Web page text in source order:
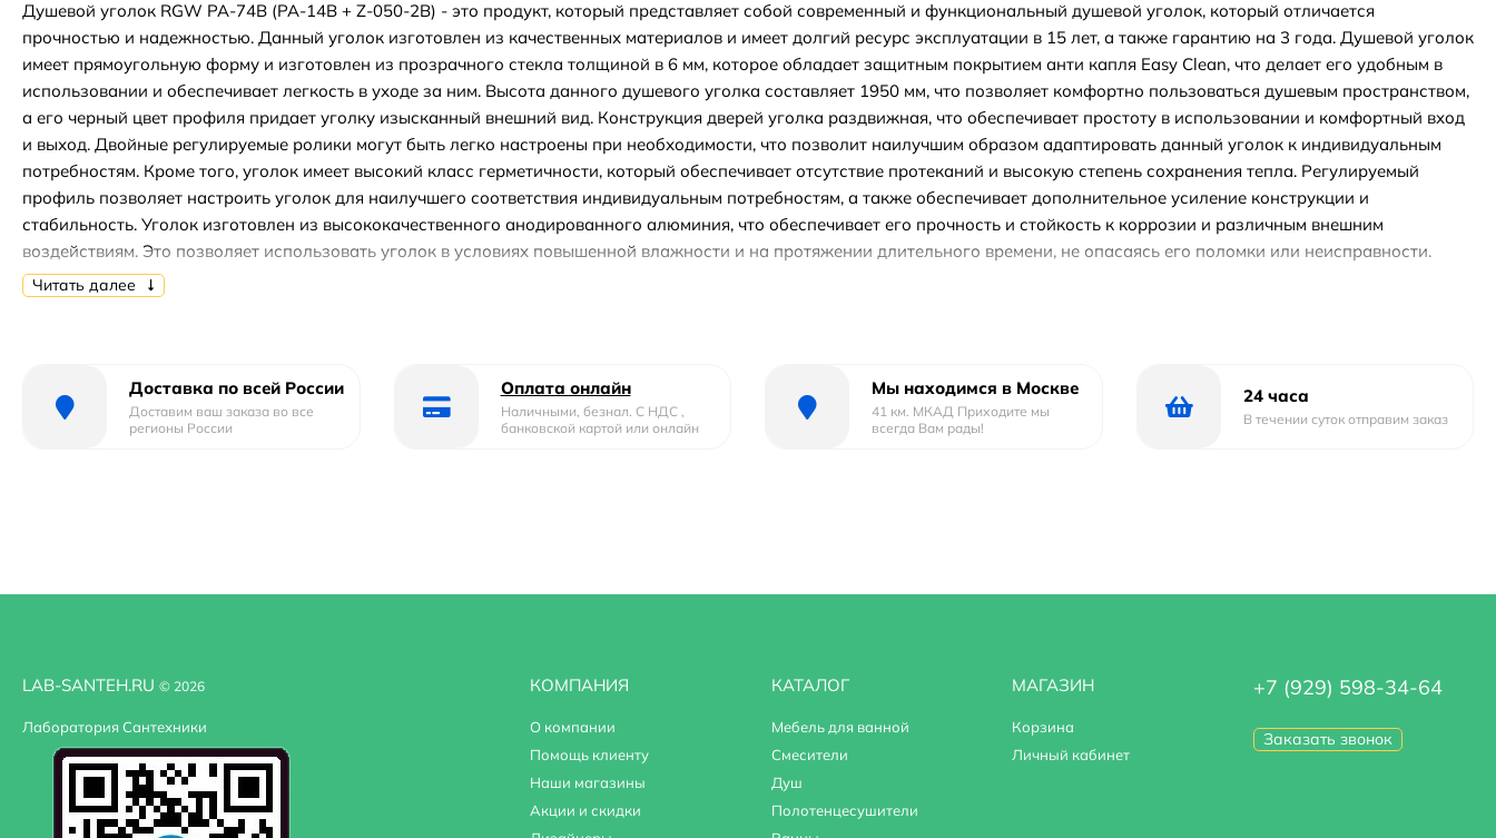
Душевой уголок RGW PA-74B (PA-14B + Z-050-2B) - это продукт, который представляет собой современный и функциональный душевой уголок, который отличается
прочностью и надежностью. Данный уголок изготовлен из качественных материалов и имеет долгий ресурс эксплуатации в 15 лет, а также гарантию на 3 года. Душевой уголок
имеет прямоугольную форму и изготовлен из прозрачного стекла толщиной в 6 мм, которое обладает защитным покрытием анти капля Easy Clean, что делает его удобным в
использовании и обеспечивает легкость в уходе за ним. Высота данного душевого уголка составляет 1950 мм, что позволяет комфортно пользоваться душевым пространством,
а его черный цвет профиля придает уголку изысканный внешний вид. Конструкция дверей уголка раздвижная, что обеспечивает простоту в использовании и комфортный вход
и выход. Двойные регулируемые ролики могут быть легко настроены при необходимости, что позволит наилучшим образом адаптировать данный уголок к индивидуальным
потребностям. Кроме того, уголок имеет высокий класс герметичности, который обеспечивает отсутствие протеканий и высокую степень сохранения тепла. Регулируемый
профиль позволяет настроить уголок для наилучшего соответствия индивидуальным потребностям, а также обеспечивает дополнительное усиление конструкции и
стабильность. Уголок изготовлен из высококачественного анодированного алюминия, что обеспечивает его прочность и стойкость к коррозии и различным внешним
воздействиям. Это позволяет использовать уголок в условиях повышенной влажности и на протяжении длительного времени, не опасаясь его поломки или неисправности.
Данный душевой уголок относится к серии Passage и является идеальным выбором для тех, кто ищет функциональный и качественный душевой уголок с презентабельным
Читать далее
Доставка по всей России
Доставим ваш заказа во все
регионы России
Оплата онлайн
Наличными, безнал. С НДС ,
банковской картой или онлайн
Мы находимся в Москве
41 км. МКАД Приходите мы
всегда Вам рады!
24 часа
В течении суток отправим заказ
LAB-SANTEH.RU © 2026
Лаборатория Сантехники
КОМПАНИЯ
О компании
Помощь клиенту
Наши магазины
Акции и скидки
КАТАЛОГ
Мебель для ванной
Смесители
Душ
Полотенцесушители
МАГАЗИН
Корзина
Личный кабинет
+7 (929) 598-34-64
Заказать звонок